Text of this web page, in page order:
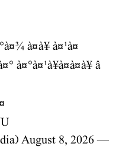
à¤à¥ à¤¹à¤
â
— Congress (@INCIndia)
August 8, 2026